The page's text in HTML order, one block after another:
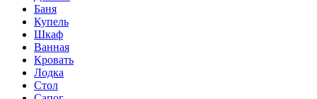
Баня
Купель
Шкаф
Ванная
Кровать
Лодка
Стол